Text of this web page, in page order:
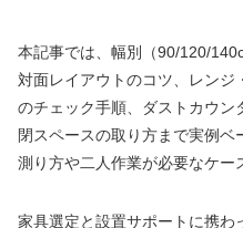
本記事では、幅別（90/120/
対面レイアウトのコツ、レン
のチェック手順、ダストカウン
閉スペースの取り方まで実例
測り方や二人作業が必要なケー
家具選定と設置サポートに携